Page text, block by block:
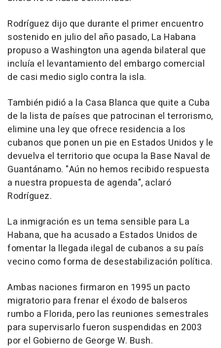
Rodríguez dijo que durante el primer encuentro
sostenido en julio del año pasado, La Habana
propuso a Washington una agenda bilateral que
incluía el levantamiento del embargo comercial
de casi medio siglo contra la isla.
También pidió a la Casa Blanca que quite a Cuba
de la lista de países que patrocinan el terrorismo,
elimine una ley que ofrece residencia a los
cubanos que ponen un pie en Estados Unidos y le
devuelva el territorio que ocupa la Base Naval de
Guantánamo. "Aún no hemos recibido respuesta
a nuestra propuesta de agenda", aclaró
Rodríguez.
La inmigración es un tema sensible para La
Habana, que ha acusado a Estados Unidos de
fomentar la llegada ilegal de cubanos a su país
vecino como forma de desestabilización política.
Ambas naciones firmaron en 1995 un pacto
migratorio para frenar el éxodo de balseros
rumbo a Florida, pero las reuniones semestrales
para supervisarlo fueron suspendidas en 2003
por el Gobierno de George W. Bush.